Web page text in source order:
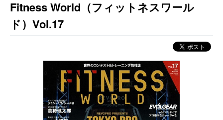
Fitness World（フィットネスワール
ド）Vol.17